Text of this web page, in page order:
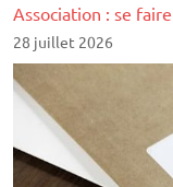
Association : se
28 juillet 2026